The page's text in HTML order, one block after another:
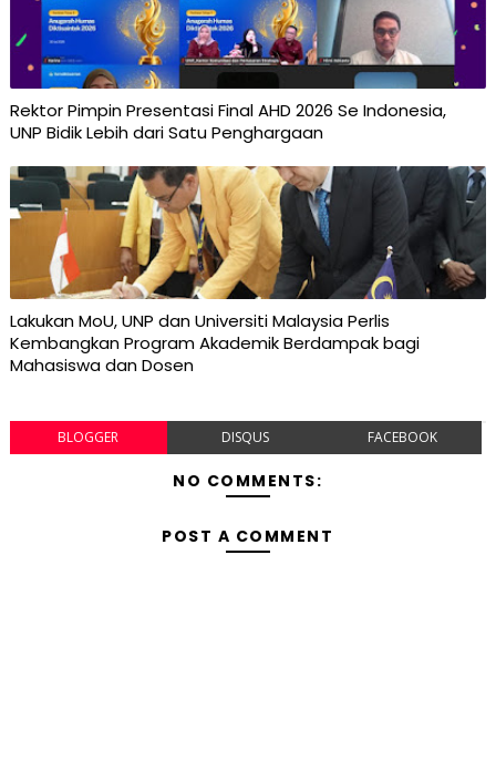
Rektor Pimpin Presentasi Final AHD 2026 Se Indonesia,
UNP Bidik Lebih dari Satu Penghargaan
Lakukan MoU, UNP dan Universiti Malaysia Perlis
Kembangkan Program Akademik Berdampak bagi
Mahasiswa dan Dosen
BLOGGER DISQUS FACEBOOK
NO COMMENTS:
POST A COMMENT